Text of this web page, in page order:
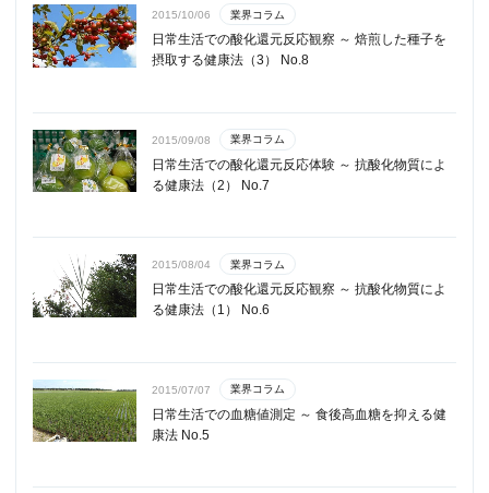
2015/10/06 業界コラム
日常生活での酸化還元反応観察 ～ 焙煎した種子を
摂取する健康法（3） No.8
2015/09/08 業界コラム
日常生活での酸化還元反応体験 ～ 抗酸化物質によ
る健康法（2） No.7
2015/08/04 業界コラム
日常生活での酸化還元反応観察 ～ 抗酸化物質によ
る健康法（1） No.6
2015/07/07 業界コラム
日常生活での血糖値測定 ～ 食後高血糖を抑える健
康法 No.5